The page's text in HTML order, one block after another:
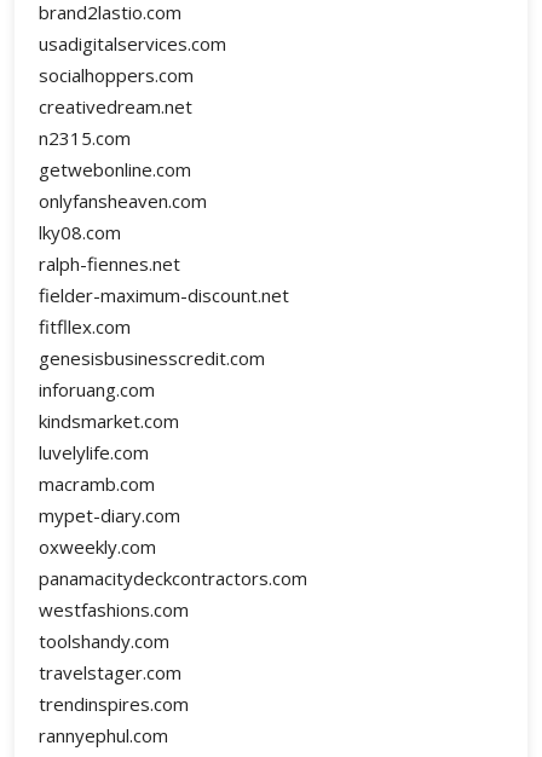
brand2lastio.com
usadigitalservices.com
socialhoppers.com
creativedream.net
n2315.com
getwebonline.com
onlyfansheaven.com
lky08.com
ralph-fiennes.net
fielder-maximum-discount.net
fitfllex.com
genesisbusinesscredit.com
inforuang.com
kindsmarket.com
luvelylife.com
macramb.com
mypet-diary.com
oxweekly.com
panamacitydeckcontractors.com
westfashions.com
toolshandy.com
travelstager.com
trendinspires.com
rannyephul.com